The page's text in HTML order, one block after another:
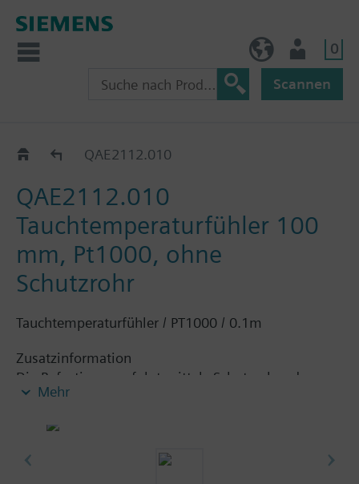
0
Scannen
QAE21..QAE2112.010
QAE2112.010
Tauchtemperaturfühler 100
mm, Pt1000, ohne
Schutzrohr
Tauchtemperaturfühler / PT1000 / 0.1m
Zusatzinformation
Die Befestigung erfolgt mittels Schutzrohr oder
Klemmverschraubung. Fehlt in der Tabelle die
Schutzrohr enthalten und die PN-Stufe ist abhängig
vom verwendeten Schutzrohr (siehe Zubehör). Bei
Mehr